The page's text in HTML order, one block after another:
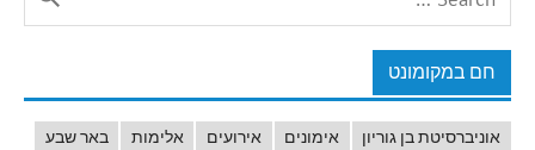
חם במקומונט
אוניברסיטת בן גוריון אימונים אירועים אלימות
באר שבע